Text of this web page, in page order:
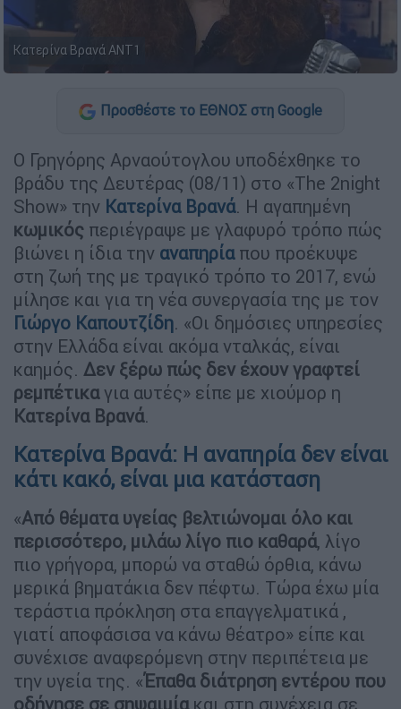
Κατερίνα Βρανά ANT1
Προσθέστε το ΕΘΝΟΣ στη Google
Ο Γρηγόρης Αρναούτογλου υποδέχθηκε το
βράδυ της Δευτέρας (08/11) στο «The 2night
Show» την Κατερίνα Βρανά. Η αγαπημένη
κωμικός περιέγραψε με γλαφυρό τρόπο πώς
βιώνει η ίδια την αναπηρίαπου προέκυψε
στη ζωή της με τραγικό τρόπο το 2017, ενώ
μίλησε και για τη νέα συνεργασία της με τον
Γιώργο Καπουτζίδη. «Οι δημόσιες υπηρεσίες
στην Ελλάδα είναι ακόμα νταλκάς, είναι
καημός. Δεν ξέρω πώς δεν έχουν γραφτεί
ρεμπέτικαγια αυτές» είπε με χιούμορ η
Κατερίνα Βρανά.
Κατερίνα Βρανά: Η αναπηρία δεν είναι
κάτι κακό, είναι μια κατάσταση
«Από θέματα υγείας βελτιώνομαι όλο και
περισσότερο, μιλάω λίγο πιο καθαρά, λίγο
πιο γρήγορα, μπορώ να σταθώ όρθια, κάνω
μερικά βηματάκια δεν πέφτω. Τώρα έχω μία
τεράστια πρόκληση στα επαγγελματικά ,
γιατί αποφάσισα να κάνω θέατρο» είπε και
συνέχισε αναφερόμενη στην περιπέτεια με
την υγεία της. «Έπαθα διάτρηση εντέρου που
οδήγησε σε σηψαιμίακαι στη συνέχεια σε